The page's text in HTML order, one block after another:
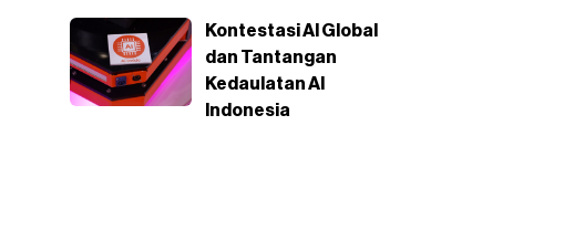
Kontestasi AI Global
dan Tantangan
Kedaulatan AI
Indonesia